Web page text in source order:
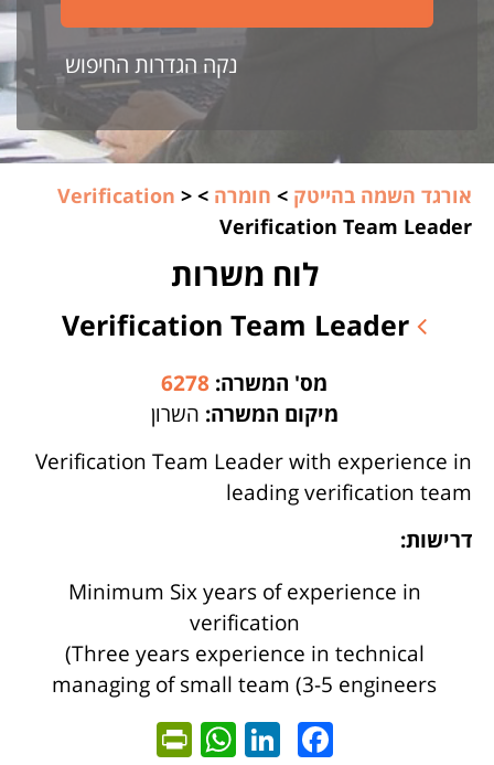
נקה הגדרות החיפוש
אורגד השמה בהייטק > חומרה >
Verification >
Verification Team Leader
לוח משרות
מס' המשרה: 6278
מיקום המשרה: השרון
Verification Team Leader with experience in
leading verification team
דרישות:
Minimum Six years of experience in
verification
(Three years experience in technical
managing of small team (3-5 engineers
Facebook
LinkedIn
WhatsApp